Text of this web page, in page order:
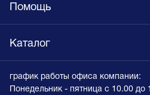
Помощь
Каталог
график работы офиса компании:
Понедельник - пятница с 10.00 до